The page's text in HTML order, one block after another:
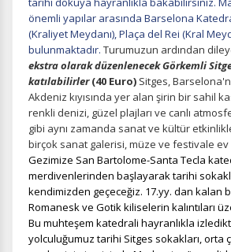
gereklidir. Bu çerezler olmadan site
devre dışı bırakılamaz.
İstatistik Çerezleri
Ziyaretçilerin siteyi nasıl kullandığını
ölçeriz. Hangi sayfaların popüler
kullanıcıların nerede zorluk yaşadığını
yardımcı olur.
önemli yapılar arasında Barselona
(Kraliyet Meydanı), Plaça del Rei (Kral
bulunmaktadır. Turumuzun ardından
ekstra olarak düzenlenecek Görkemli
katılabilirler (40 Euro) Sitges,
Akdeniz kıyısında yer alan şirin bir sahil
renkli denizi, güzel plajları ve canlı
gibi aynı zamanda sanat ve kültür
birçok sanat galerisi, müze ve festivale
Gezimize San Bartolome-Santa Tecla
merdivenlerinden başlayarak tarihi
kendimizden geçeceğiz. 17.yy. dan kalan
Romanesk ve Gotik kiliselerin kalıntıları
Bu muhteşem katedrali hayranlıkla
yolculuğumuz tarihi Sitges sokakları, orta